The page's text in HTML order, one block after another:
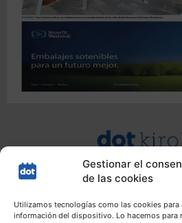
Gestionar el
de las cookies
Utilizamos tecnologías como las cookies para
información del dispositivo. Lo hacemos para